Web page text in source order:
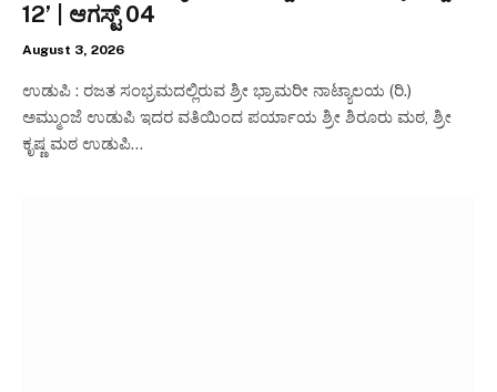
12’ | ಆಗಸ್ಟ್ 04
August 3, 2026
ಉಡುಪಿ : ರಜತ ಸಂಭ್ರಮದಲ್ಲಿರುವ ಶ್ರೀ ಭ್ರಾಮರೀ ನಾಟ್ಯಾಲಯ (ರಿ.)
ಅಮ್ಮುಂಜೆ ಉಡುಪಿ ಇದರ ವತಿಯಿಂದ ಪರ್ಯಾಯ ಶ್ರೀ ಶಿರೂರು ಮಠ, ಶ್ರೀ
ಕೃಷ್ಣ ಮಠ ಉಡುಪಿ…